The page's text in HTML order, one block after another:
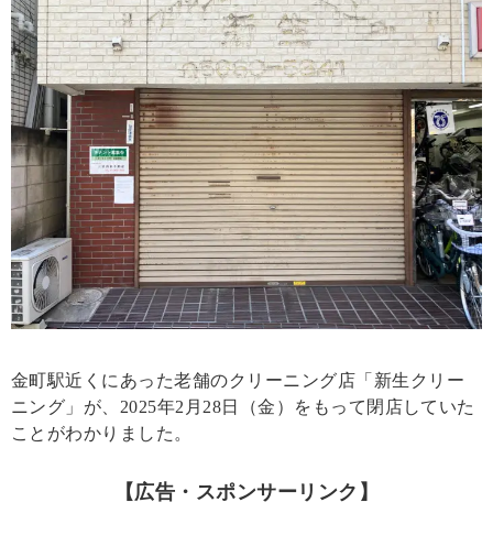
金町駅近くにあった老舗のクリーニング店「新生クリー
ニング」が、2025年2月28日（金）をもって閉店していた
ことがわかりました。
【広告・スポンサーリンク】